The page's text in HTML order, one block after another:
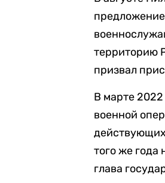
территорию
призвал
В марте
военной
того же года
глава